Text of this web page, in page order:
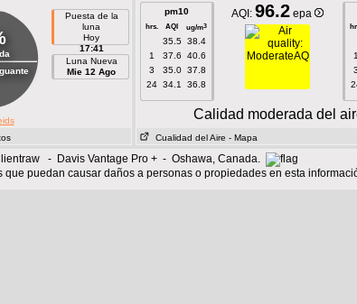
Puesta de la
luna
Hoy
17:41
Luna Nueva
Mie 12 Ago
pm10
hrs. AQI ug/m3
35.5 38.4
1
37.6
40.6
3
35.0 37.8
24 34.1 36.8
AQI: 96.2 epa
1
3
Calidad moderada del
Cualidad del Aire - Mapa
- Davis Vantage Pro + - Oshawa, Canada.
que puedan causar daños a personas o propiedades en esta